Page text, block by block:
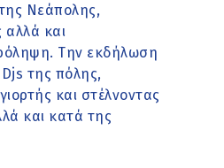
Νεάπολης,
αλλά και
Την εκδήλωση
της πόλης,
και στέλνοντας
και κατά της